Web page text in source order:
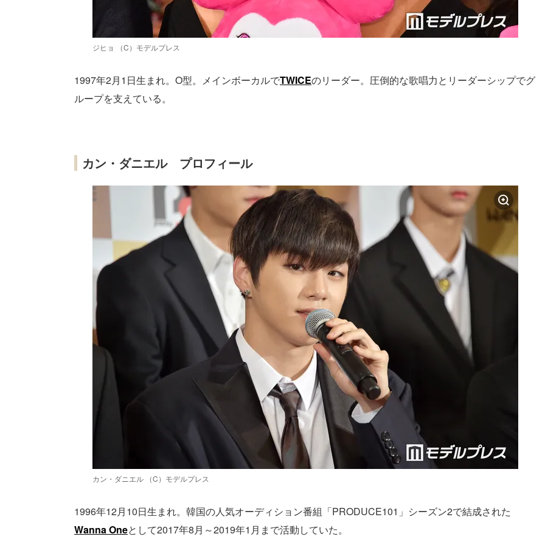
ジヒョ （C）モデルプレス
1997年2月1日生まれ。O型。メインボーカルでTWICEのリーダー。圧倒的な歌唱力とリーダーシップでグ
ループを支えている。
カン・ダニエル プロフィール
カン・ダニエル （C）モデルプレス
1996年12月10日生まれ。韓国の人気オーディション番組「PRODUCE101」シーズン2で結成された
Wanna Oneとして2017年8月～2019年1月まで活動していた。